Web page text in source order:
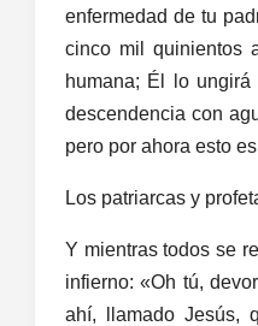
enfermedad de tu
cinco mil quinientos
humana; Él lo
descendencia con
pero por ahora esto
Los patriarcas y
Y mientras todos se
infierno: «Oh tú,
ahí, llamado Jesús,